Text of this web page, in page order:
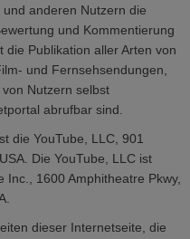
anderen Nutzern die
und Kommentierung
die Publikation aller Arten von
und Fernsehsendungen,
Nutzern selbst
abrufbar sind.
die YouTube, LLC, 901
Die YouTube, LLC ist
Inc., 1600 Amphitheatre Pkwy,
dieser Internetseite, die